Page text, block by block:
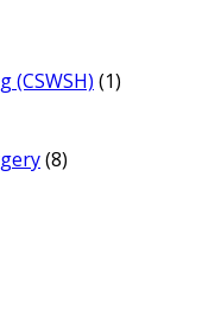
(CSWSH) (1)
(8)